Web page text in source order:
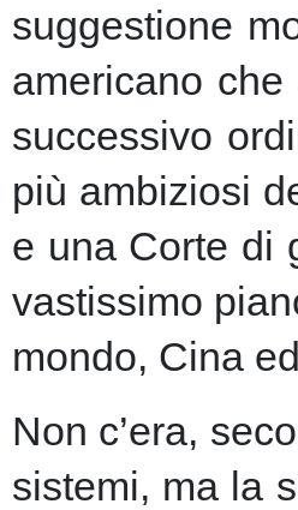
suggestione
americano
successivo
più ambiziosi
e una Corte di
vastissimo
mondo, Cina
Non c’era,
sistemi, ma la